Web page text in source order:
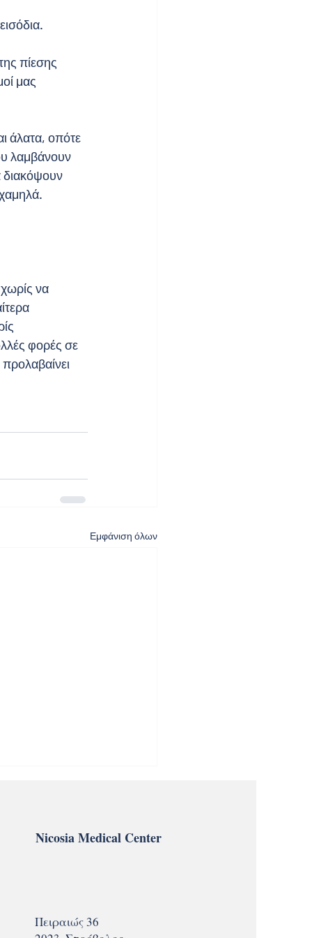
πίεσης
μας
άλατα, οπότε
λαμβάνουν
διακόψουν
να
φορές σε
Εμφάνιση όλων
όλα όσα πρέπει να
Nicosia Medical Center
Πειραιώς 36